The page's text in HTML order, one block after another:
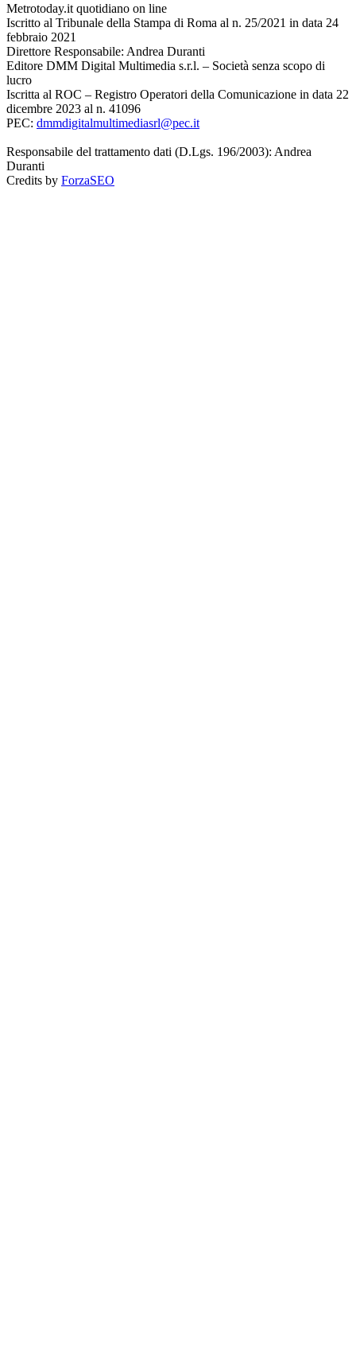
Metrotoday.it quotidiano on line
Iscritto al Tribunale della Stampa di Roma al n. 25/2021 in data 24
febbraio 2021
Direttore Responsabile: Andrea Duranti
Editore DMM Digital Multimedia s.r.l. – Società senza scopo di
lucro
Iscritta al ROC – Registro Operatori della Comunicazione in data 22
dicembre 2023 al n. 41096
PEC: dmmdigitalmultimediasrl@pec.it
Responsabile del trattamento dati (D.Lgs. 196/2003): Andrea
Duranti
Credits by ForzaSEO